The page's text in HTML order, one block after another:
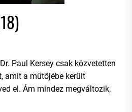
Paul Kersey csak közvetetten
amit a műtőjébe került
el. Ám mindez megváltozik,